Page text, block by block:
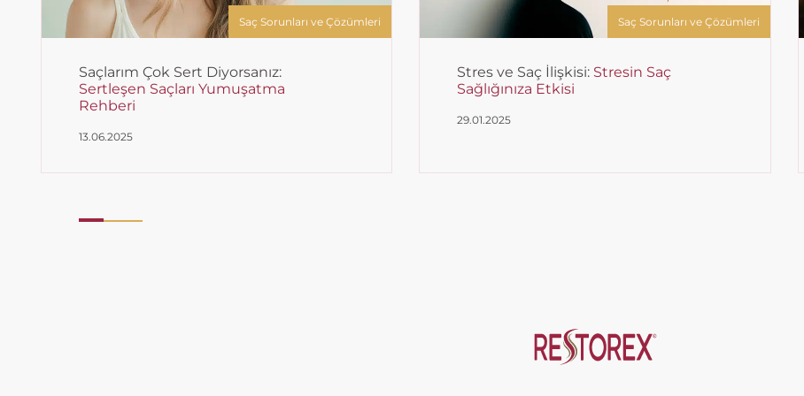
Saç Sorunları ve Çözümleri
Saçlarım Çok Sert Diyorsanız:
Sertleşen Saçları Yumuşatma
Rehberi
13.06.2025
Saç Sorunları ve Çözümleri
Stres ve Saç İlişkisi: Stresin Saç
Sağlığınıza Etkisi
29.01.2025